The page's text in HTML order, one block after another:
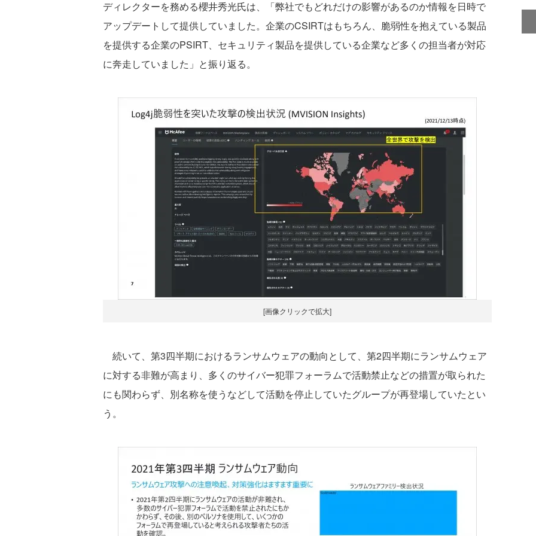
ディレクターを務める櫻井秀光氏は、「弊社でもどれだけの影響があるのか情報を日時で
アップデートして提供していました。企業のCSIRTはもちろん、脆弱性を抱えている製品
を提供する企業のPSIRT、セキュリティ製品を提供している企業など多くの担当者が対応
に奔走していました」と振り返る。
[画像クリックで拡大]
続いて、第3四半期におけるランサムウェアの動向として、第2四半期にランサムウェア
に対する非難が高まり、多くのサイバー犯罪フォーラムで活動禁止などの措置が取られた
にも関わらず、別名称を使うなどして活動を停止していたグループが再登場していたとい
う。